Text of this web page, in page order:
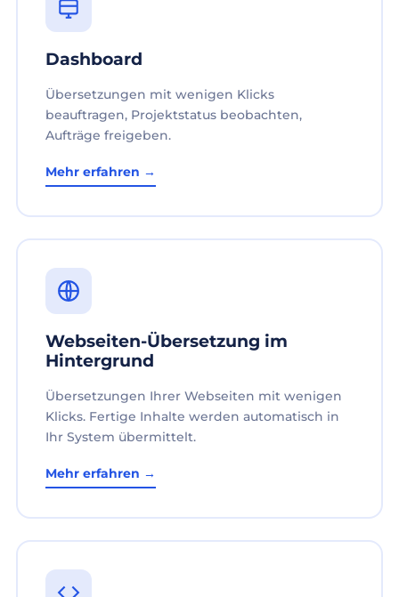
Dashboard
Übersetzungen mit wenigen Klicks
beauftragen, Projektstatus beobachten,
Aufträge freigeben.
Mehr erfahren →
Webseiten-Übersetzung im
Hintergrund
Übersetzungen Ihrer Webseiten mit wenigen
Klicks. Fertige Inhalte werden automatisch in
Ihr System übermittelt.
Mehr erfahren →